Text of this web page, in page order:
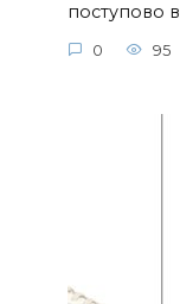
поступово
0 95